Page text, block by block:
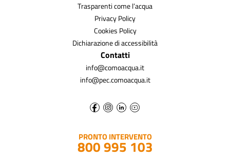
Trasparenti come l’acqua
Privacy Policy
Cookies Policy
Dichiarazione di accessibilità
Contatti
info@comoacqua.it
info@pec.comoacqua.it
PRONTO INTERVENTO
800 995 103